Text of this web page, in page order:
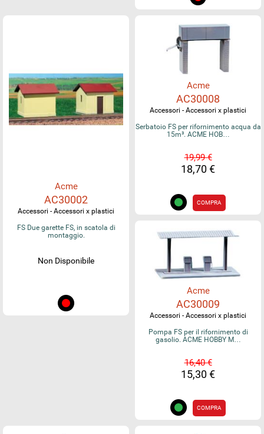
Acme
AC30002
Accessori - Accessori x plastici
FS Due garette FS, in scatola di
montaggio.
Non Disponibile
Acme
AC30008
Accessori - Accessori x plastici
Serbatoio FS per rifornimento acqua da
15m³. ACME HOB…
19,99 €
18,70 €
COMPRA
Acme
AC30009
Accessori - Accessori x plastici
Pompa FS per il rifornimento di
gasolio. ACME HOBBY M…
16,40 €
15,30 €
COMPRA